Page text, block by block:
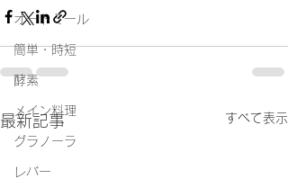
オートミール
簡単・時短
酵素
メイン料理
グラノーラ
レバー
最新記事 すべて表示